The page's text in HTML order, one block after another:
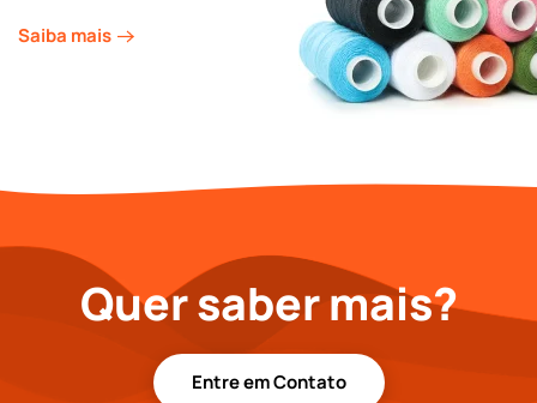
Saiba mais
Quer saber mais?
Entre em Contato